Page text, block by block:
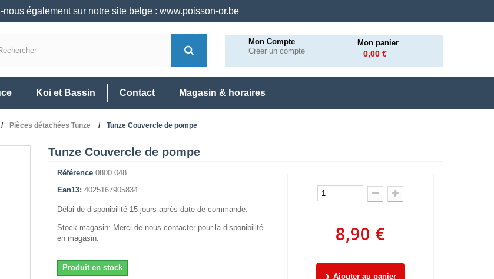
nous également sur notre site belge : www.poisson-or.be
Mon Compte
Créer un compte
Mon panier
0,00 €
Koi et Bassin Contact Magasin & horaires
Pièces détachées Tunze Tunze Couvercle de pompe
Tunze Couvercle de pompe
Référence 0800.048
Ean13: 4025167905834
Délai de disponibilité 15 jours après date de commande.
Stock magasin: Merci de nous contacter pour la disponibilité
en magasin.
Produit en stock
8,90 €
Ajouter au panier